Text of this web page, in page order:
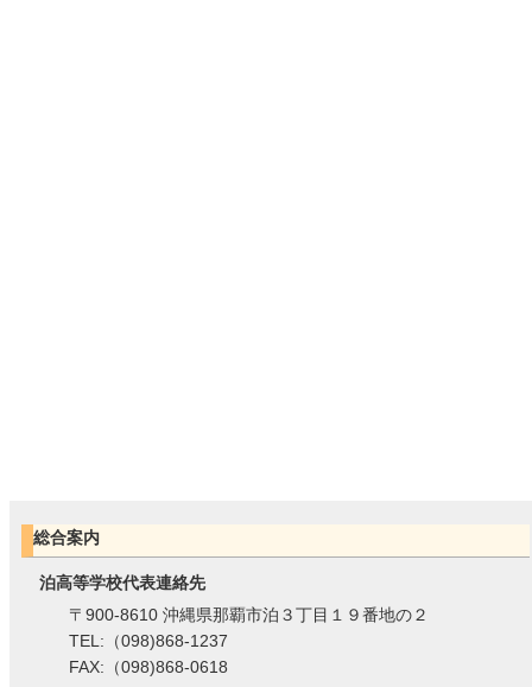
総合案内
泊高等学校代表連絡先
〒900-8610 沖縄県那覇市泊３丁目１９番地の２
TEL:（098)868-1237
FAX:（098)868-0618